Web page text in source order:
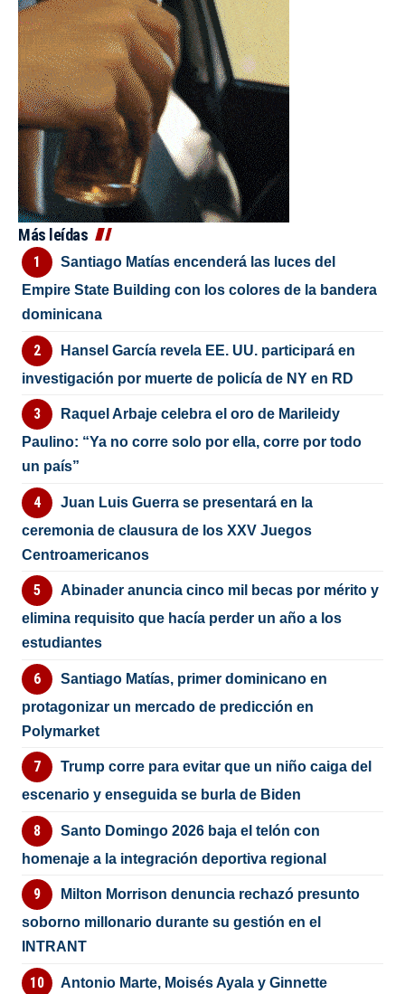
Más leídas
Santiago Matías encenderá las luces del
Empire State Building con los colores de la bandera
dominicana
Hansel García revela EE. UU. participará en
investigación por muerte de policía de NY en RD
Raquel Arbaje celebra el oro de Marileidy
Paulino: “Ya no corre solo por ella, corre por todo
un país”
Juan Luis Guerra se presentará en la
ceremonia de clausura de los XXV Juegos
Centroamericanos
Abinader anuncia cinco mil becas por mérito y
elimina requisito que hacía perder un año a los
estudiantes
Santiago Matías, primer dominicano en
protagonizar un mercado de predicción en
Polymarket
Trump corre para evitar que un niño caiga del
escenario y enseguida se burla de Biden
Santo Domingo 2026 baja el telón con
homenaje a la integración deportiva regional
Milton Morrison denuncia rechazó presunto
soborno millonario durante su gestión en el
INTRANT
Antonio Marte, Moisés Ayala y Ginnette